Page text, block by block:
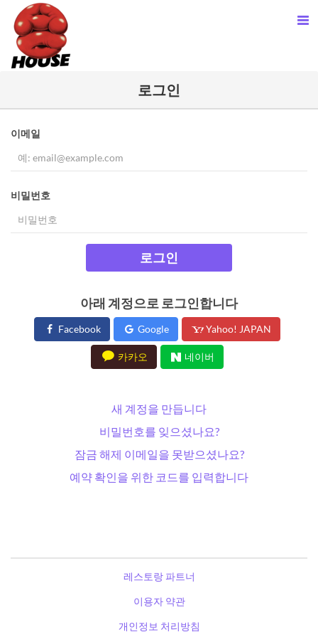
로그인
이메일
비밀번호
로그인
아래 계정으로 로그인합니다
Facebook Google Yahoo! JAPAN
카카오 네이버
새 계정을 만듭니다
비밀번호를 잊으셨나요?
잠금 해제 이메일을 못받으셨나요?
예약 확인을 위한 코드를 입력합니다
레스토랑 파트너
이용자 약관
개인정보 처리방침